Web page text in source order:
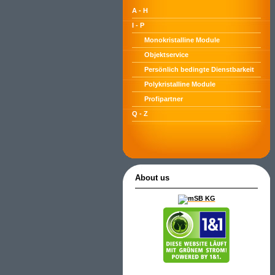
A - H
I - P
Monokristalline Module
Objektservice
Persönlich bedingte Dienstbarkeit
Polykristalline Module
Profipartner
Q - Z
About us